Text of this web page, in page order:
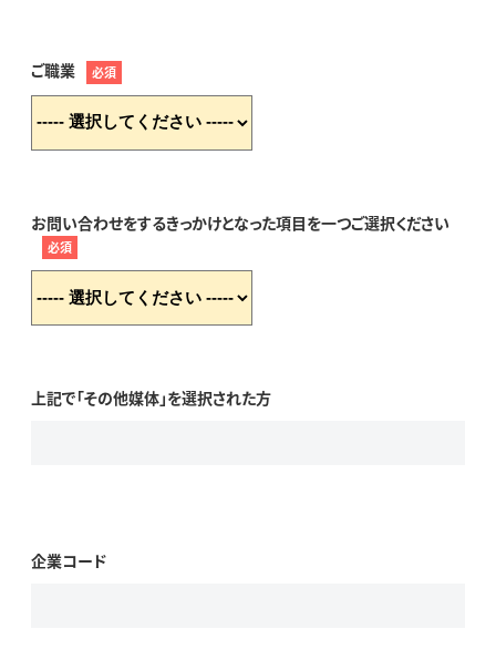
ご職業 必須
お問い合わせをするきっかけとなった項目を一つご選択ください
必須
上記で「その他媒体」を選択された方
企業コード